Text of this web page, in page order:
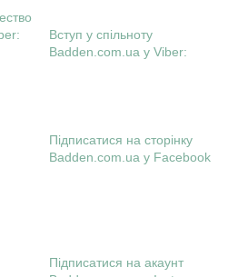
Вступ у спільноту
Badden.com.ua у Viber:
Підписатися на сторінку
Badden.com.ua у Facebook
Підписатися на акаунт